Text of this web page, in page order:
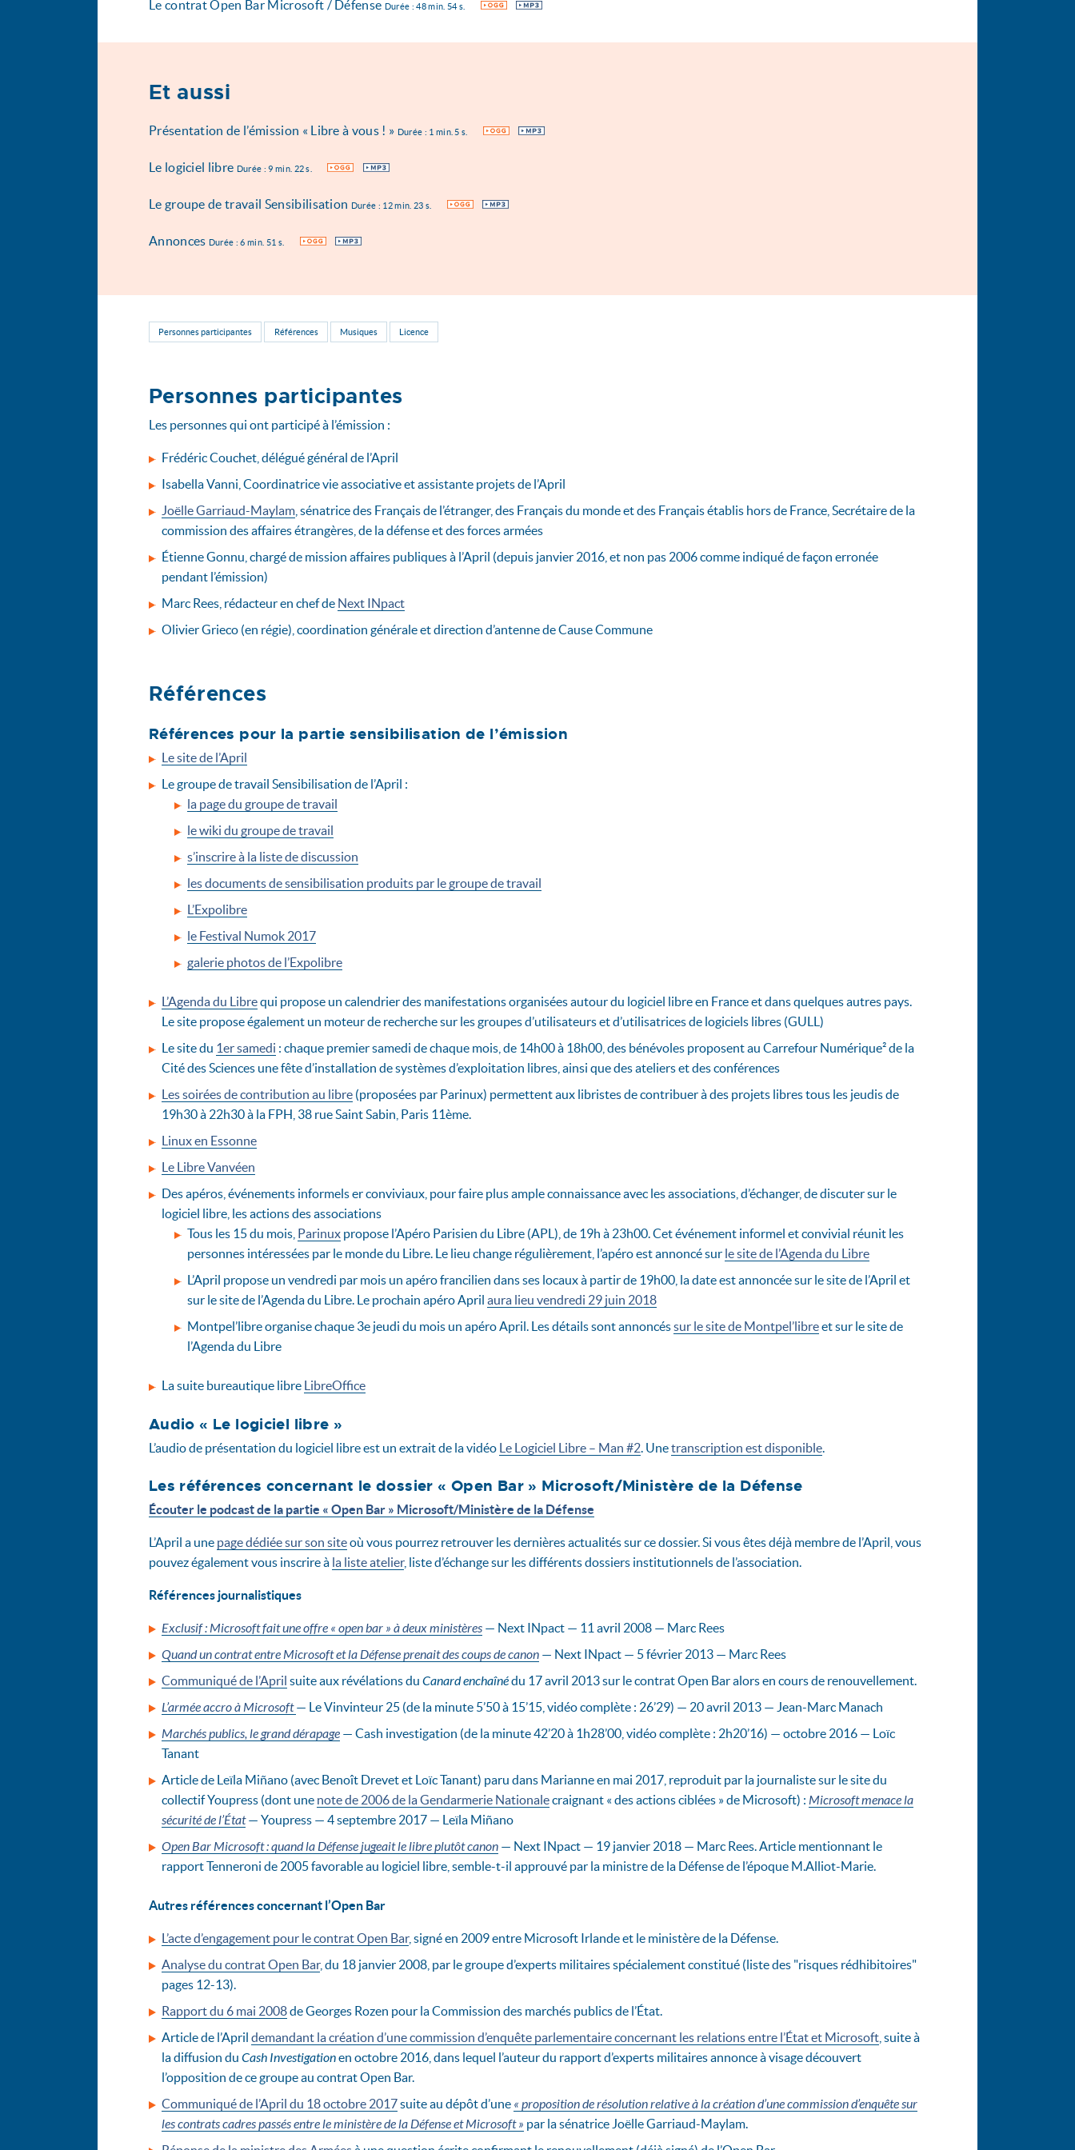
Le contrat Open Bar Microsoft / Défense Durée : 48 min. 54 s. OGG MP3
Et aussi
Présentation de l’émission « Libre à vous ! » Durée : 1 min. 5 s. OGG MP3
Le logiciel libre Durée : 9 min. 22 s. OGG MP3
Le groupe de travail Sensibilisation Durée : 12 min. 23 s. OGG MP3
Annonces Durée : 6 min. 51 s. OGG MP3
Personnes participantes Références Musiques Licence
Personnes participantes
Les personnes qui ont participé à l’émission :
Frédéric Couchet, délégué général de l’April
Isabella Vanni, Coordinatrice vie associative et assistante projets de l’April
Joëlle Garriaud-Maylam, sénatrice des Français de l’étranger, des Français du monde et des Français établis hors de France, Secrétaire de la
commission des affaires étrangères, de la défense et des forces armées
Étienne Gonnu, chargé de mission affaires publiques à l’April (depuis janvier 2016, et non pas 2006 comme indiqué de façon erronée
pendant l’émission)
Marc Rees, rédacteur en chef de Next INpact
Olivier Grieco (en régie), coordination générale et direction d’antenne de Cause Commune
Références
Références pour la partie sensibilisation de l’émission
Le site de l’April
Le groupe de travail Sensibilisation de l’April :
la page du groupe de travail
le wiki du groupe de travail
s’inscrire à la liste de discussion
les documents de sensibilisation produits par le groupe de travail
L’Expolibre
le Festival Numok 2017
galerie photos de l’Expolibre
L’Agenda du Librequi propose un calendrier des manifestations organisées autour du logiciel libre en France et dans quelques autres pays.
Le site propose également un moteur de recherche sur les groupes d’utilisateurs et d’utilisatrices de logiciels libres (GULL)
Le site du 1er samedi : chaque premier samedi de chaque mois, de 14h00 à 18h00, des bénévoles proposent au Carrefour Numérique² de la
Cité des Sciences une fête d’installation de systèmes d’exploitation libres, ainsi que des ateliers et des conférences
Les soirées de contribution au libre(proposées par Parinux) permettent aux libristes de contribuer à des projets libres tous les jeudis de
19h30 à 22h30 à la FPH, 38 rue Saint Sabin, Paris 11ème.
Linux en Essonne
Le Libre Vanvéen
Des apéros, événements informels er conviviaux, pour faire plus ample connaissance avec les associations, d’échanger, de discuter sur le
logiciel libre, les actions des associations
Tous les 15 du mois, Parinuxpropose l’Apéro Parisien du Libre (APL), de 19h à 23h00. Cet événement informel et convivial réunit les
personnes intéressées par le monde du Libre. Le lieu change régulièrement, l’apéro est annoncé sur le site de l’Agenda du Libre
L’April propose un vendredi par mois un apéro francilien dans ses locaux à partir de 19h00, la date est annoncée sur le site de l’April et
sur le site de l’Agenda du Libre. Le prochain apéro April aura lieu vendredi 29 juin 2018
Montpel’libre organise chaque 3e jeudi du mois un apéro April. Les détails sont annoncéssur le site de Montpel’libreet sur le site de
l’Agenda du Libre
La suite bureautique libre LibreOffice
Audio « Le logiciel libre »
L’audio de présentation du logiciel libre est un extrait de la vidéo Le Logiciel Libre – Man #2. Unetranscription est disponible.
Les références concernant le dossier « Open Bar » Microsoft/Ministère de la Défense
Écouter le podcast de la partie « Open Bar » Microsoft/Ministère de la Défense
L’April a une page dédiée sur son siteoù vous pourrez retrouver les dernières actualités sur ce dossier. Si vous êtes déjà membre de l’April, vous
pouvez également vous inscrire à la liste atelier, liste d’échange sur les différents dossiers institutionnels de l’association.
Références journalistiques
Exclusif : Microsoft fait une offre « open bar » à deux ministères— Next INpact — 11 avril 2008 — Marc Rees
Quand un contrat entre Microsoft et la Défense prenait des coups de canon— Next INpact — 5 février 2013 — Marc Rees
Communiqué de l’April suite aux révélations du Canard enchaînédu 17 avril 2013 sur le contrat Open Bar alors en cours de renouvellement.
L’armée accro à Microsoft— Le Vinvinteur 25 (de la minute 5’50 à 15’15, vidéo complète : 26’29) — 20 avril 2013 — Jean-Marc Manach
Marchés publics, le grand dérapage— Cash investigation (de la minute 42’20 à 1h28’00, vidéo complète : 2h20’16) — octobre 2016 — Loïc
Tanant
Article de Leïla Miñano (avec Benoît Drevet et Loïc Tanant) paru dans Marianne en mai 2017, reproduit par la journaliste sur le site du
collectif Youpress (dont une note de 2006 de la Gendarmerie Nationalecraignant « des actions ciblées » de Microsoft) : Microsoft menace la
sécurité de l’État— Youpress — 4 septembre 2017 — Leïla Miñano
Open Bar Microsoft : quand la Défense jugeait le libre plutôt canon— Next INpact — 19 janvier 2018 — Marc Rees. Article mentionnant le
rapport Tenneroni de 2005 favorable au logiciel libre, semble-t-il approuvé par la ministre de la Défense de l’époque M.Alliot-Marie.
Autres références concernant l’Open Bar
L’acte d’engagement pour le contrat Open Bar, signé en 2009 entre Microsoft Irlande et le ministère de la Défense.
Analyse du contrat Open Bar, du 18 janvier 2008, par le groupe d’experts militaires spécialement constitué (liste des "risques rédhibitoires"
pages 12-13).
Rapport du 6 mai 2008de Georges Rozen pour la Commission des marchés publics de l’État.
Article de l’April demandant la création d’une commission d’enquête parlementaire concernant les relations entre l’État et Microsoft, suite à
la diffusion du Cash Investigationen octobre 2016, dans lequel l’auteur du rapport d’experts militaires annonce à visage découvert
l’opposition de ce groupe au contrat Open Bar.
Communiqué de l’April du 18 octobre 2017suite au dépôt d’une « proposition de résolution relative à la création d’une commission d’enquête sur
les contrats cadres passés entre le ministère de la Défense et Microsoft » par la sénatrice Joëlle Garriaud-Maylam.